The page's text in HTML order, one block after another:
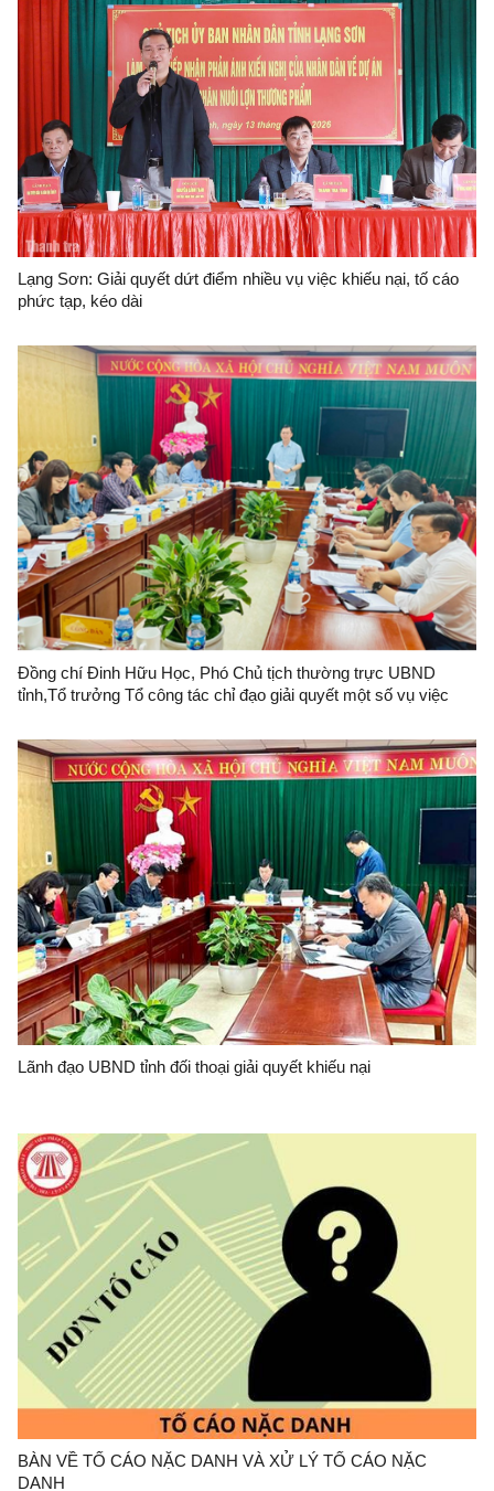
Lạng Sơn: Giải quyết dứt điểm nhiều vụ việc khiếu nại, tố cáo
phức tạp, kéo dài
Đồng chí Đinh Hữu Học, Phó Chủ tịch thường trực UBND
tỉnh,Tổ trưởng Tổ công tác chỉ đạo giải quyết một số vụ việc
thoại với gia đình ông Trần Ngọc Sơn.
Lãnh đạo UBND tỉnh đối thoại giải quyết khiếu nại
BÀN VỀ TỐ CÁO NẶC DANH VÀ XỬ LÝ TỐ CÁO NẶC
DANH